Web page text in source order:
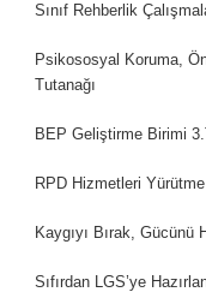
Sınıf Rehberlik
Psikososyal Koruma,
Tutanağı
BEP Geliştirme Birimi
RPD Hizmetleri
Kaygıyı Bırak, Gücünü
Sıfırdan LGS’ye